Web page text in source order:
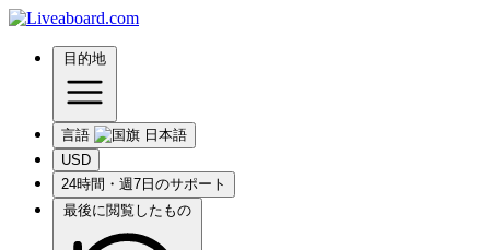
目的地
言語
USD
24時間・週7日のサポート
最後に閲覧したもの